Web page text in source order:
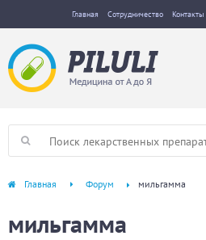
Главная Сотрудничество Контакты
Главная Форум мильгамма
мильгамма